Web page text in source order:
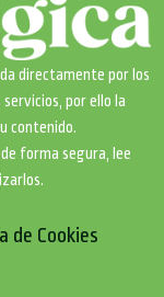
directamente por los
por ello la
contenido.
forma segura, lee
de Cookies